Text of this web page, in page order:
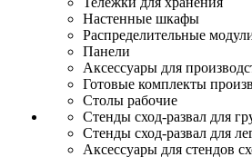
Настенные шкафы
Распределительные
Панели
Аксессуары для
Готовые комплекты
Столы рабочие
Стенды сход-развал для
Стенды сход-развал для
Аксессуары для стендов